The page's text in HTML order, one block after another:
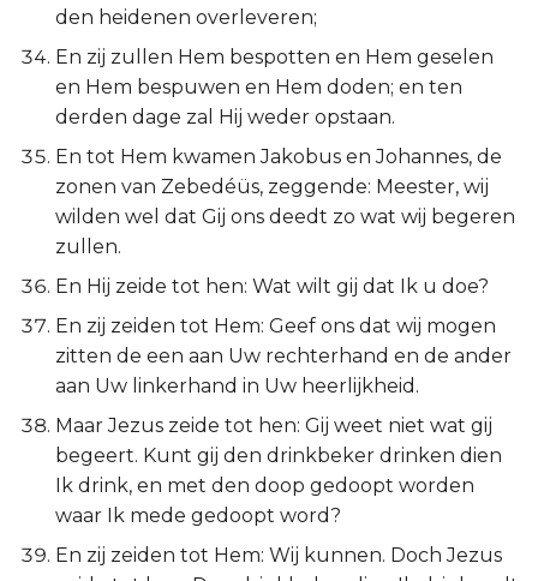
den heidenen overleveren;
En zij zullen Hem bespotten en Hem geselen
en Hem bespuwen en Hem doden; en ten
derden dage zal Hij weder opstaan.
En tot Hem kwamen Jakobus en Johannes, de
zonen van Zebedéüs, zeggende: Meester, wij
wilden wel dat Gij ons deedt zo wat wij begeren
zullen.
En Hij zeide tot hen: Wat wilt gij dat Ik u doe?
En zij zeiden tot Hem: Geef ons dat wij mogen
zitten de een aan Uw rechterhand en de ander
aan Uw linkerhand in Uw heerlijkheid.
Maar Jezus zeide tot hen: Gij weet niet wat gij
begeert. Kunt gij den drinkbeker drinken dien
Ik drink, en met den doop gedoopt worden
waar Ik mede gedoopt word?
En zij zeiden tot Hem: Wij kunnen. Doch Jezus